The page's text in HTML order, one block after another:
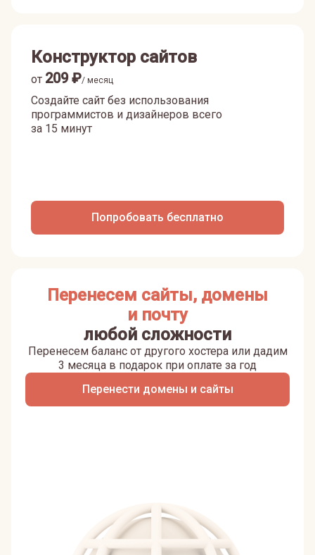
Конструктор сайтов
от 209₽/ месяц
Создайте сайт без использования
программистов и дизайнеров всего
за 15 минут
Попробовать бесплатно
Перенесем сайты, домены
и почту
любой сложности
Перенести домены и сайты
Перенесем баланс от другого хостера или дадим
3 месяца в подарок при оплате за год